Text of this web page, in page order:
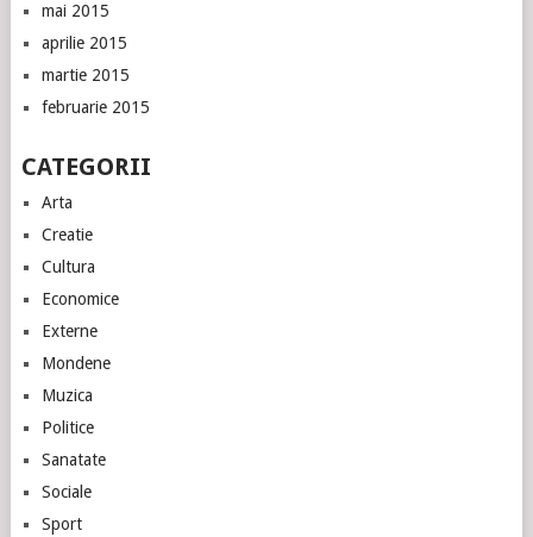
mai 2015
aprilie 2015
martie 2015
februarie 2015
CATEGORII
Arta
Creatie
Cultura
Economice
Externe
Mondene
Muzica
Politice
Sanatate
Sociale
Sport